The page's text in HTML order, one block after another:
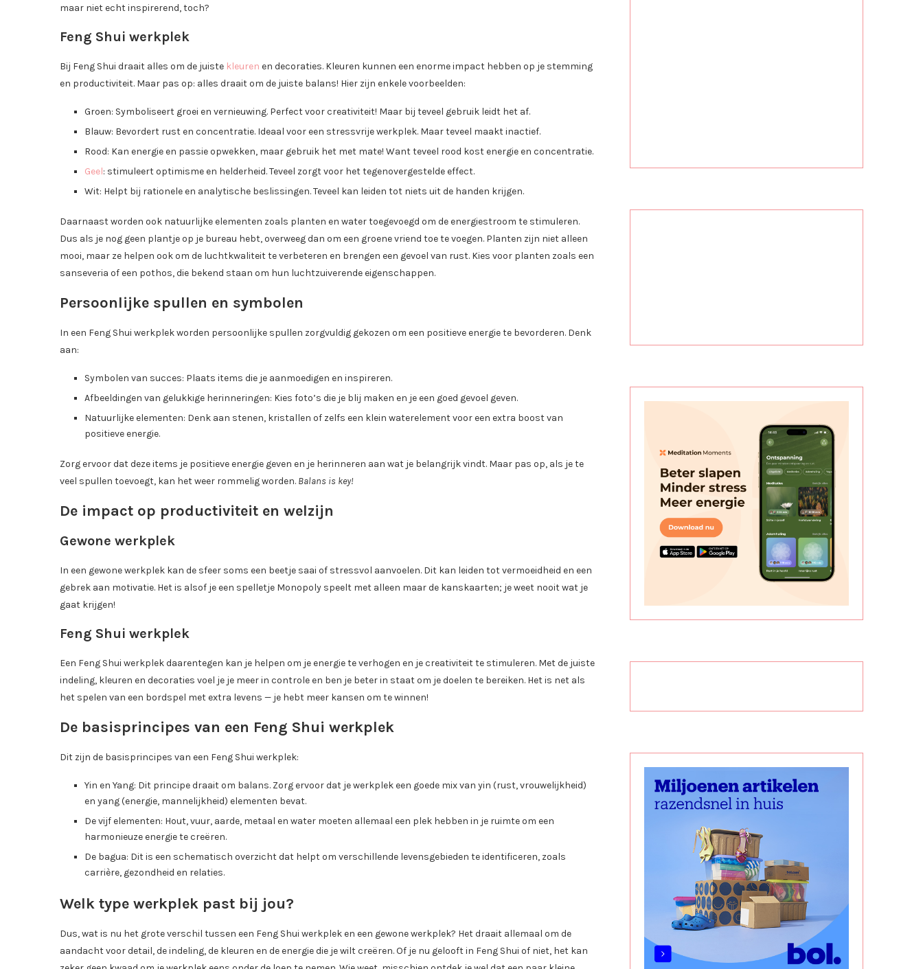
maar niet echt inspirerend, toch?
Feng Shui werkplek
Bij Feng Shui draait alles om de juiste kleuren en decoraties. Kleuren kunnen een enorme impact hebben op je stemming
en productiviteit. Maar pas op: alles draait om de juiste balans! Hier zijn enkele voorbeelden:
Groen: Symboliseert groei en vernieuwing. Perfect voor creativiteit! Maar bij teveel gebruik leidt het af.
Blauw: Bevordert rust en concentratie. Ideaal voor een stressvrije werkplek. Maar teveel maakt inactief.
Rood: Kan energie en passie opwekken, maar gebruik het met mate! Want teveel rood kost energie en concentratie.
Geel: stimuleert optimisme en helderheid. Teveel zorgt voor het tegenovergestelde effect.
Wit: Helpt bij rationele en analytische beslissingen. Teveel kan leiden tot niets uit de handen krijgen.
Daarnaast worden ook natuurlijke elementen zoals planten en water toegevoegd om de energiestroom te stimuleren.
Dus als je nog geen plantje op je bureau hebt, overweeg dan om een groene vriend toe te voegen. Planten zijn niet alleen
mooi, maar ze helpen ook om de luchtkwaliteit te verbeteren en brengen een gevoel van rust. Kies voor planten zoals een
sanseveria of een pothos, die bekend staan om hun luchtzuiverende eigenschappen.
Persoonlijke spullen en symbolen
In een Feng Shui werkplek worden persoonlijke spullen zorgvuldig gekozen om een positieve energie te bevorderen. Denk
aan:
Symbolen van succes: Plaats items die je aanmoedigen en inspireren.
Afbeeldingen van gelukkige herinneringen: Kies foto’s die je blij maken en je een goed gevoel geven.
Natuurlijke elementen: Denk aan stenen, kristallen of zelfs een klein waterelement voor een extra boost van
positieve energie.
Zorg ervoor dat deze items je positieve energie geven en je herinneren aan wat je belangrijk vindt. Maar pas op, als je te
veel spullen toevoegt, kan het weer rommelig worden. Balans is key!
De impact op productiviteit en welzijn
Gewone werkplek
In een gewone werkplek kan de sfeer soms een beetje saai of stressvol aanvoelen. Dit kan leiden tot vermoeidheid en een
gebrek aan motivatie. Het is alsof je een spelletje Monopoly speelt met alleen maar de kanskaarten; je weet nooit wat je
gaat krijgen!
Feng Shui werkplek
Een Feng Shui werkplek daarentegen kan je helpen om je energie te verhogen en je creativiteit te stimuleren. Met de juiste
indeling, kleuren en decoraties voel je je meer in controle en ben je beter in staat om je doelen te bereiken. Het is net als
het spelen van een bordspel met extra levens — je hebt meer kansen om te winnen!
De basisprincipes van een Feng Shui werkplek
Dit zijn de basisprincipes van een Feng Shui werkplek:
Yin en Yang: Dit principe draait om balans. Zorg ervoor dat je werkplek een goede mix van yin (rust, vrouwelijkheid)
en yang (energie, mannelijkheid) elementen bevat.
De vijf elementen: Hout, vuur, aarde, metaal en water moeten allemaal een plek hebben in je ruimte om een
harmonieuze energie te creëren.
De bagua: Dit is een schematisch overzicht dat helpt om verschillende levensgebieden te identificeren, zoals
carrière, gezondheid en relaties.
Welk type werkplek past bij jou?
Dus, wat is nu het grote verschil tussen een Feng Shui werkplek en een gewone werkplek? Het draait allemaal om de
aandacht voor detail, de indeling, de kleuren en de energie die je wilt creëren. Of je nu gelooft in Feng Shui of niet, het kan